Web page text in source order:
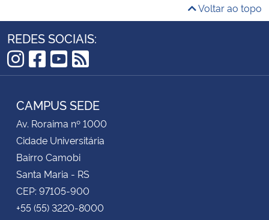
Voltar ao topo
REDES SOCIAIS:
Instagram
Facebook
YouTube
RSS
CAMPUS SEDE
Av. Roraima nº 1000
Cidade Universitária
Bairro Camobi
Santa Maria - RS
CEP: 97105-900
+55 (55) 3220-8000